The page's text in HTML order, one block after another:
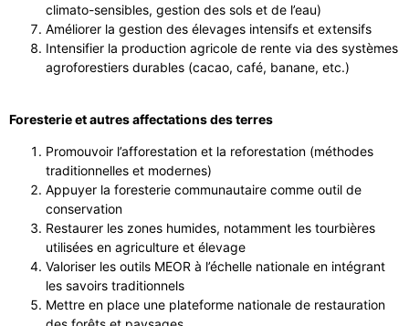
climato-sensibles, gestion des sols et de l’eau)
Améliorer la gestion des élevages intensifs et extensifs
Intensifier la production agricole de rente via des systèmes
agroforestiers durables (cacao, café, banane, etc.)
Foresterie et autres affectations des terres
Promouvoir l’afforestation et la reforestation (méthodes
traditionnelles et modernes)
Appuyer la foresterie communautaire comme outil de
conservation
Restaurer les zones humides, notamment les tourbières
utilisées en agriculture et élevage
Valoriser les outils MEOR à l’échelle nationale en intégrant
les savoirs traditionnels
Mettre en place une plateforme nationale de restauration